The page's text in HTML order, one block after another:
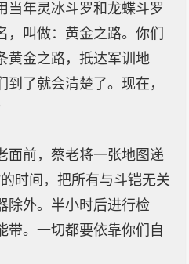
当年灵冰斗罗和龙蝶斗罗
，叫做：黄金之路。你们
黄金之路，抵达军训地
了就会清楚了。现在，
面前，蔡老将一张地图递
时间，把所有与斗铠无关
除外。半小时后进行检
带。一切都要依靠你们自